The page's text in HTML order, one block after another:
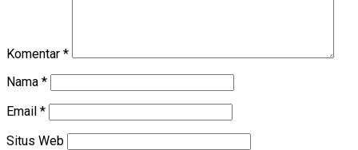
Komentar *
Nama *
Email *
Situs Web